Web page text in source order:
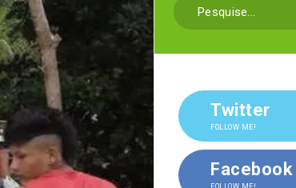
Twitter
FOLLOW ME!
Facebook
FOLLOW ME!